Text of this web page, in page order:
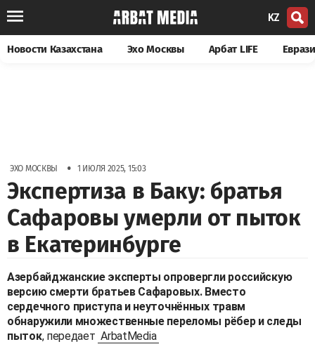
KZ
Новости Казахстана Эхо Москвы Арбат LIFE
ЭХО МОСКВЫ • 1 ИЮЛЯ 2025, 15:03
Экспертиза в Баку: братья
Сафаровы умерли от пыток
в Екатеринбурге
Азербайджанские эксперты опровергли российскую
версию смерти братьев Сафаровых. Вместо
сердечного приступа и неуточнённых травм
обнаружили множественные переломы рёбер и следы
пыток, передает ArbatMedia